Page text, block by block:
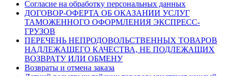
Согласие на обработку персональных данных
ДОГОВОР-ОФЕРТА ОБ ОКАЗАНИИ УСЛУГ
ТАМОЖЕННОГО ОФОРМЛЕНИЯ ЭКСПРЕСС-
ГРУЗОВ
ПЕРЕЧЕНЬ НЕПРОДОВОЛЬСТВЕННЫХ ТОВАРОВ
НАДЛЕЖАЩЕГО КАЧЕСТВА, НЕ ПОДЛЕЖАЩИХ
ВОЗВРАТУ ИЛИ ОБМЕНУ
Возвраты и отмена заказа